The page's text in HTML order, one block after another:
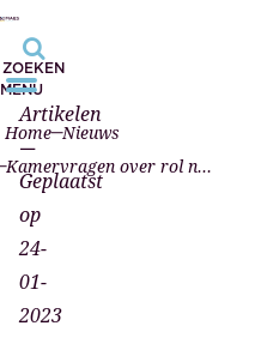
ZOEKEN
MENU
Home Nieuws
Kamervragen over rol notaris bij grondhandel
Artikelen
—
Geplaatst
op
24-
01-
2023